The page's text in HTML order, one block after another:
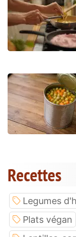
Recettes
Legumes
Plats végan